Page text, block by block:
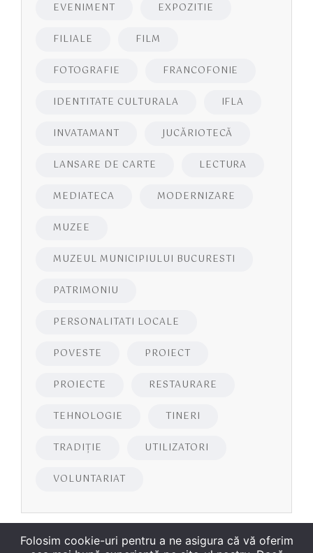
EVENIMENT EXPOZITIE
FILIALE FILM
FOTOGRAFIE FRANCOFONIE
IDENTITATE CULTURALA IFLA
INVATAMANT JUCĂRIOTECĂ
LANSARE DE CARTE LECTURA
MEDIATECA MODERNIZARE
MUZEE
MUZEUL MUNICIPIULUI BUCURESTI
PATRIMONIU
PERSONALITATI LOCALE
POVESTE PROIECT
PROIECTE RESTAURARE
TEHNOLOGIE TINERI
TRADIȚIE UTILIZATORI
VOLUNTARIAT
Folosim cookie-uri pentru a ne asigura că vă oferim